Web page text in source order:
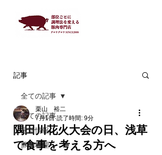
記事
全ての記事
最新情報
豚肉料理
全ての記事
隅田川花火大会の日、浅草
で食事を考える方へ
栗山 裕二
7月1日 読了時間: 9分